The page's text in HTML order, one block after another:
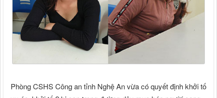
Phòng CSHS Công an tỉnh Nghệ An vừa có quyết định khởi tố